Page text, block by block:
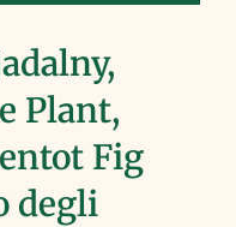
Plant,
Fig
degli